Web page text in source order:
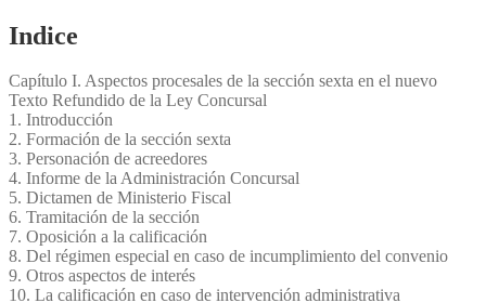
Indice
Capítulo I. Aspectos procesales de la sección sexta en el nuevo
Texto Refundido de la Ley Concursal
1. Introducción
2. Formación de la sección sexta
3. Personación de acreedores
4. Informe de la Administración Concursal
5. Dictamen de Ministerio Fiscal
6. Tramitación de la sección
7. Oposición a la calificación
8. Del régimen especial en caso de incumplimiento del convenio
9. Otros aspectos de interés
10. La calificación en caso de intervención administrativa